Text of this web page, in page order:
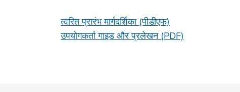
त्वरित प्रारंभ मार्गदर्शिका (पीडीएफ)
उपयोगकर्ता गाइड और प्रलेखन (PDF)